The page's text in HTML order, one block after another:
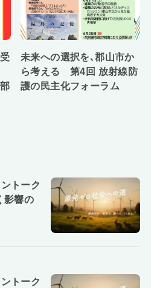
未来への選択を､郡山市か
ら考える 第4回 放射線防
護の民主化フォーラム
トーク
影響の
トーク